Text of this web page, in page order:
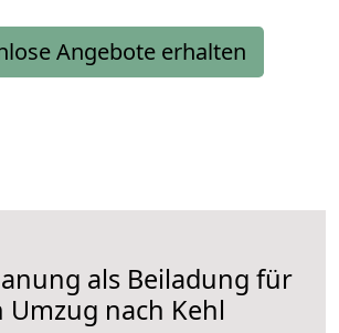
Angebote erhalten
als Beiladung für
Umzug nach Kehl